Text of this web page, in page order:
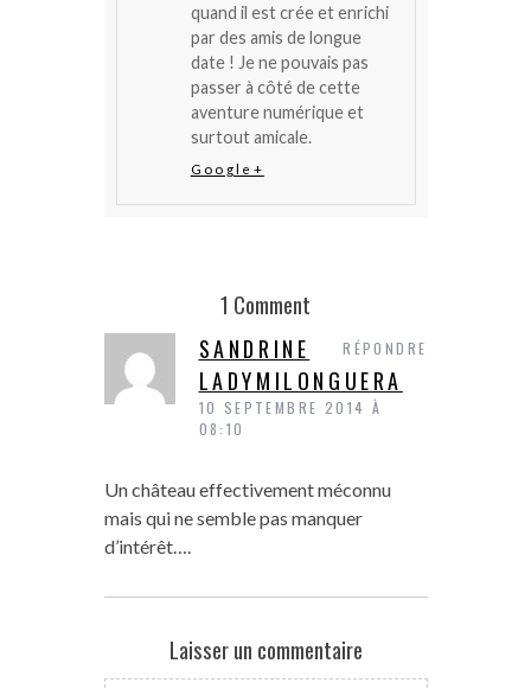
quand il est crée et enrichi
par des amis de longue
date ! Je ne pouvais pas
passer à côté de cette
aventure numérique et
surtout amicale.
Google+
1 Comment
SANDRINE
LADYMILONGUERA
10 SEPTEMBRE 2014 À
08:10
Un château effectivement méconnu
mais qui ne semble pas manquer
d’intérêt….
RÉPONDRE
Laisser un commentaire